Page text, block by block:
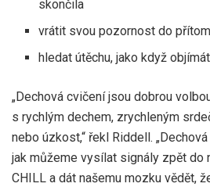
skončila
vrátit svou pozornost do
hledat útěchu, jako když
„Dechová cvičení jsou dobrou
s rychlým dechem, zrychleným
nebo úzkost,“ řekl Riddell.
jak můžeme vysílat signály zpět do
CHILL a dát našemu mozku vědět,